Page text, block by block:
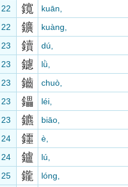
22
鑧
kuān,
22
鑛
kuàng,
23
鑟
dú,
23
鑢
lǜ,
23
鑡
chuò,
23
鑘
léi,
23
鑣
biāo,
24
鑩
è,
24
鑪
lú,
25
鑨
lóng,